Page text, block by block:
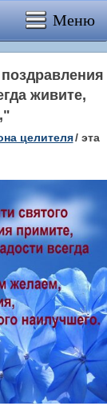
Меню
живите,
целителя/ эта